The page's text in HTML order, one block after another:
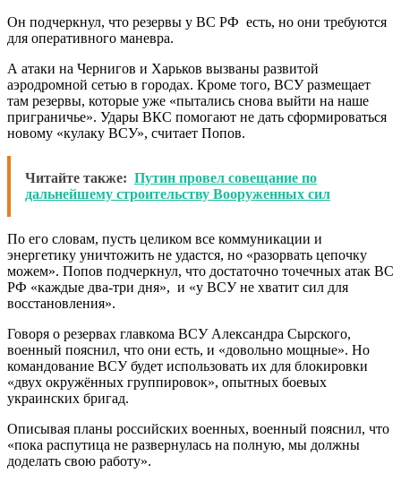
Он подчеркнул, что резервы у ВС РФ есть, но они требуются
для оперативного маневра.
А атаки на Чернигов и Харьков вызваны развитой
аэродромной сетью в городах. Кроме того, ВСУ размещает
там резервы, которые уже «пытались снова выйти на наше
приграничье». Удары ВКС помогают не дать сформироваться
новому «кулаку ВСУ», считает Попов.
Читайте также: Путин провел совещание по
дальнейшему строительству Вооруженных сил
По его словам, пусть целиком все коммуникации и
энергетику уничтожить не удастся, но «разорвать цепочку
можем». Попов подчеркнул, что достаточно точечных атак ВС
РФ «каждые два-три дня», и «у ВСУ не хватит сил для
восстановления».
Говоря о резервах главкома ВСУ Александра Сырского,
военный пояснил, что они есть, и «довольно мощные». Но
командование ВСУ будет использовать их для блокировки
«двух окружённых группировок», опытных боевых
украинских бригад.
Описывая планы российских военных, военный пояснил, что
«пока распутица не развернулась на полную, мы должны
доделать свою работу».